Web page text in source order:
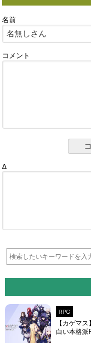
名前
コメント
Δ
RPG
【カゲマ
白い本格派